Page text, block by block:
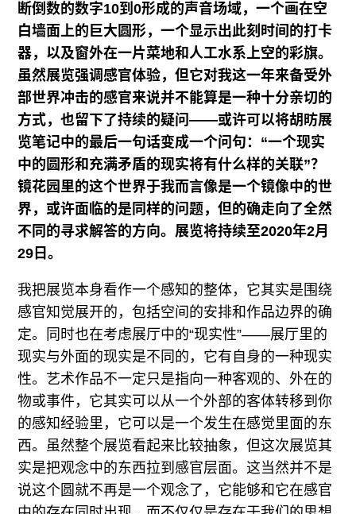
断倒数的数字10到0形成的声音场域，一个画在空
白墙面上的巨大圆形，一个显示出此刻时间的打卡
器，以及窗外在一片菜地和人工水系上空的彩旗。
虽然展览强调感官体验，但它对我这一年来备受外
部世界冲击的感官来说并不能算是一种十分亲切的
方式，也留下了持续的疑问——或许可以将胡昉展
览笔记中的最后一句话变成一个问句：“一个现实
中的圆形和充满矛盾的现实将有什么样的关联”？
镜花园里的这个世界于我而言像是一个镜像中的世
界，或许面临的是同样的问题，但的确走向了全然
不同的寻求解答的方向。展览将持续至2020年2月
29日。
我把展览本身看作一个感知的整体，它其实是围绕
感官知觉展开的，包括空间的安排和作品边界的确
定。同时也在考虑展厅中的“现实性”——展厅里的
现实与外面的现实是不同的，它有自身的一种现实
性。艺术作品不一定只是指向一种客观的、外在的
物或事件，它其实可以从一个外部的客体转移到你
的感知经验里，它可以是一个发生在感觉里面的东
西。虽然整个展览看起来比较抽象，但这次展览其
实是把观念中的东西拉到感官层面。这当然并不是
说这个圆就不再是一个观念了，它能够和它在感官